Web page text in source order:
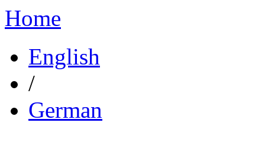
Home
English
/
German